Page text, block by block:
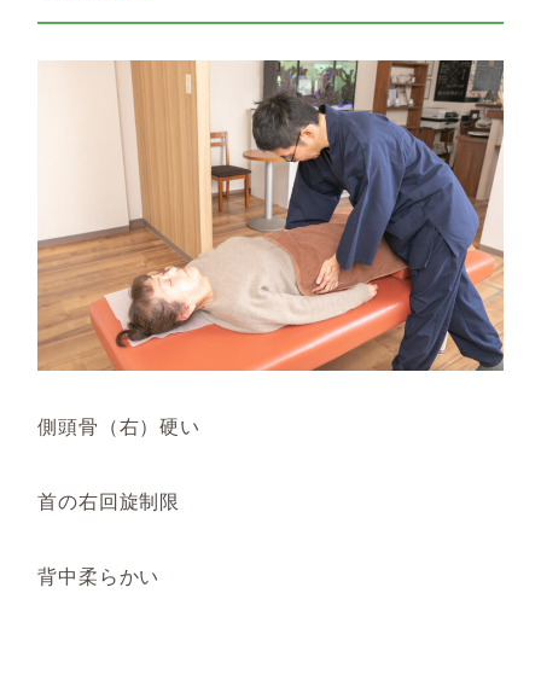
側頭骨（右）硬い
首の右回旋制限
背中柔らかい